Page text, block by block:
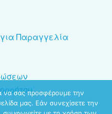
Παραγγελία
να σας προσφέρουμε την
μας. Εάν συνεχίσετε την